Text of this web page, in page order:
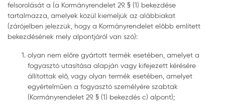
felsorolását a (a Kormányrendelet 29. § (1) bekezdése
tartalmazza, amelyek közül kiemeljük az alábbiakat
(zárójelben jelezzük, hogy a Kormányrendelet előbb említett
bekezdésének mely alpontjáról van szó):
olyan nem előre gyártott termék esetében, amelyet a
fogyasztó utasítása alapján vagy kifejezett kérésére
állítottak elő, vagy olyan termék esetében, amelyet
egyértelműen a fogyasztó személyére szabtak
(Kormányrendelet 29. § (1) bekezdés c) alpont);